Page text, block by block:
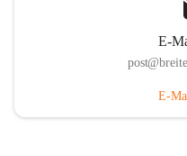
E-
E-